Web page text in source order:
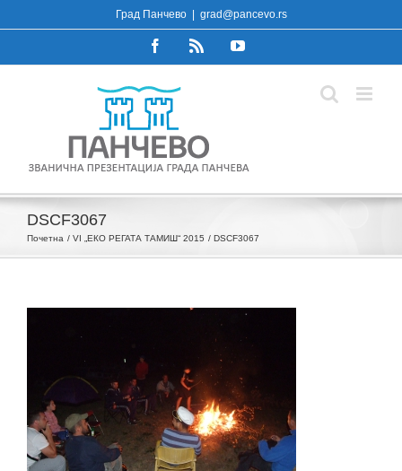
to
Град Панчево grad@pancevo.rs
FacebookRss YouTube
DSCF3067
Почетна VI „ЕКО РЕГАТА ТАМИШ“ 2015 DSCF3067